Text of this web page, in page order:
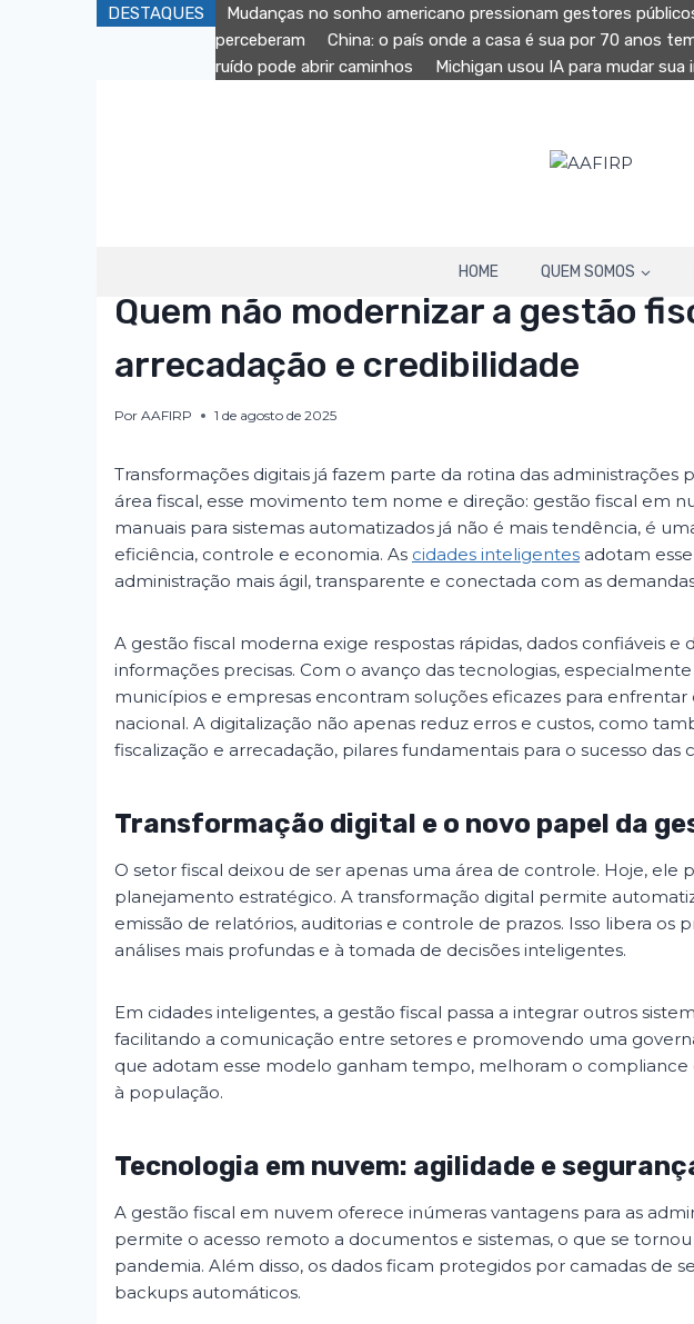
DESTAQUES Mudanças no sonho americano pressionam gestores
perceberam
China: o país onde a casa é sua por 70 anos
ruído pode abrir caminhos
Michigan usou IA para mudar
HOME QUEM SOMOS
Quem não modernizar a gestão
arrecadação e credibilidade
Por AAFIRP 1 de agosto de 2025
Transformações digitais já fazem parte da rotina das administrações
área fiscal, esse movimento tem nome e direção: gestão fiscal em
manuais para sistemas automatizados já não é mais tendência, é
eficiência, controle e economia. As cidades inteligentes adotam
administração mais ágil, transparente e conectada com as
A gestão fiscal moderna exige respostas rápidas, dados confiáveis e
informações precisas. Com o avanço das tecnologias,
municípios e empresas encontram soluções eficazes para
nacional. A digitalização não apenas reduz erros e custos, como
fiscalização e arrecadação, pilares fundamentais para o sucesso das
Transformação digital e o novo papel da
O setor fiscal deixou de ser apenas uma área de controle. Hoje, ele
planejamento estratégico. A transformação digital permite
emissão de relatórios, auditorias e controle de prazos. Isso libera os
análises mais profundas e à tomada de decisões inteligentes.
Em cidades inteligentes, a gestão fiscal passa a integrar outros
facilitando a comunicação entre setores e promovendo uma
que adotam esse modelo ganham tempo, melhoram o compliance
à população.
Tecnologia em nuvem: agilidade e
A gestão fiscal em nuvem oferece inúmeras vantagens para as
permite o acesso remoto a documentos e sistemas, o que se
pandemia. Além disso, os dados ficam protegidos por camadas de
backups automáticos.